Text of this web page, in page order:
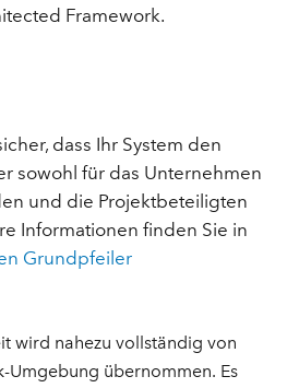
Framework.
dass Ihr System den
sowohl für das Unternehmen
und die Projektbeteiligten
Informationen finden Sie in
Grundpfeiler
wird nahezu vollständig von
Umgebung übernommen. Es